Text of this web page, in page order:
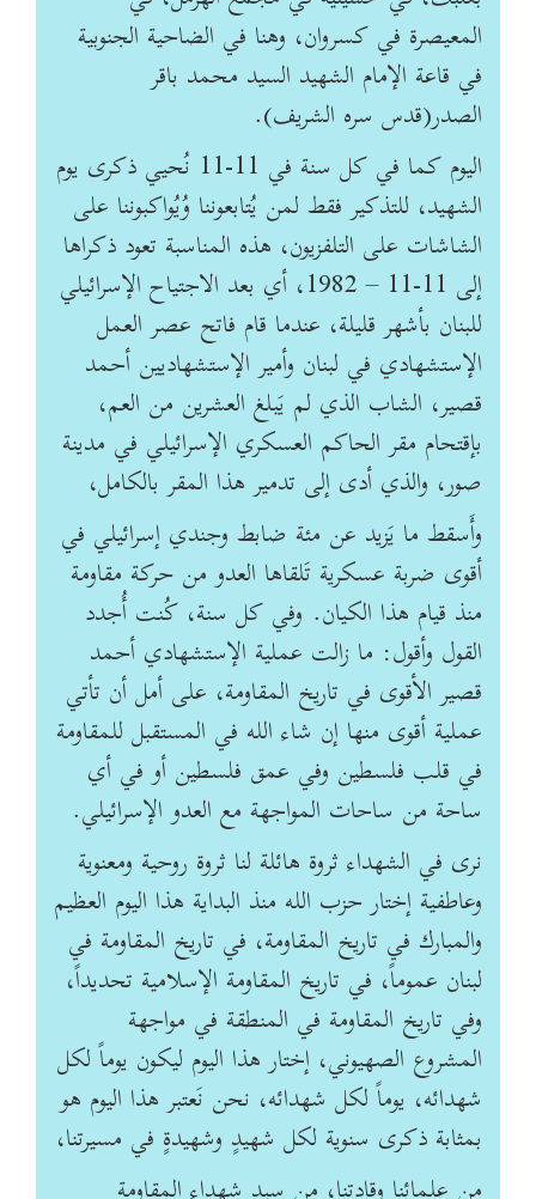
المعيصرة في كسروان، وهنا في الضاحية الجنوبية
في قاعة الإمام الشهيد السيد محمد باقر
الصدر(قدس سره الشريف).
اليوم كما في كل سنة في 11-11 نُحيي ذكرى يوم
الشهيد، للتذكير فقط لمن يُتابعوننا وُيُواكبوننا على
الشاشات على التلفزيون، هذه المناسبة تعود ذكراها
إلى 11-11 – 1982، أي بعد الاجتياح الإسرائيلي
للبنان بأشهر قليلة، عندما قام فاتح عصر العمل
الإستشهادي في لبنان وأمير الإستشهاديين أحمد
قصير، الشاب الذي لم يَبلغ العشرين من العم،
بإقتحام مقر الحاكم العسكري الإسرائيلي في مدينة
صور، والذي أدى إلى تدمير هذا المقر بالكامل،
وأَسقط ما يَزيد عن مئة ضابط وجندي إسرائيلي في
أقوى ضربة عسكرية تَلقاها العدو من حركة مقاومة
منذ قيام هذا الكيان. وفي كل سنة، كُنت أُجدد
القول وأقول: ما زالت عملية الإستشهادي أحمد
قصير الأقوى في تاريخ المقاومة، على أمل أن تأتي
عملية أقوى منها إن شاء الله في المستقبل للمقاومة
في قلب فلسطين وفي عمق فلسطين أو في أي
ساحة من ساحات المواجهة مع العدو الإسرائيلي.
نرى في الشهداء ثروة هائلة لنا ثروة ‏روحية ومعنوية
وعاطفية إختار حزب الله منذ البداية هذا اليوم العظيم
والمبارك في تاريخ المقاومة، في تاريخ المقاومة في
لبنان عموماً، في تاريخ المقاومة الإسلامية تحديداً،
وفي تاريخ المقاومة في المنطقة في مواجهة
المشروع الصهيوني، إختار هذا اليوم ليكون يوماً لكل
شهدائه، يوماً لكل شهدائه، نحن نَعتبر هذا اليوم هو
بمثابة ذكرى سنوية لكل شهيدٍ وشهيدةٍ في مسيرتنا،